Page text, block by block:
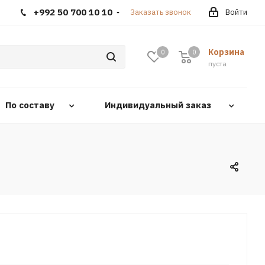
Войти
+992 50 700 10 10 Заказать звонок
0 Корзина
0
пуста
0
По составу Индивидуальный заказ